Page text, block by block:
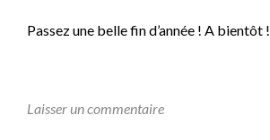
Passez une belle fin d’année ! A bientôt !
Laisser un commentaire